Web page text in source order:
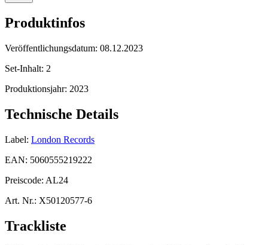
Produktinfos
Veröffentlichungsdatum: 08.12.2023
Set-Inhalt: 2
Produktionsjahr: 2023
Technische Details
Label: London Records
EAN: 5060555219222
Preiscode: AL24
Art. Nr.: X50120577-6
Trackliste